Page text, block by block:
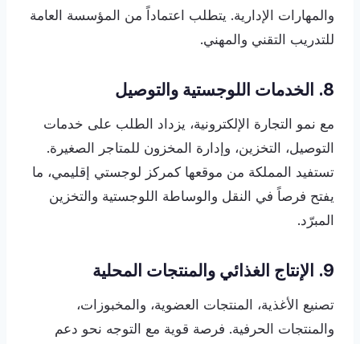
والمهارات الإدارية. يتطلب اعتماداً من المؤسسة العامة
للتدريب التقني والمهني.
8. الخدمات اللوجستية والتوصيل
مع نمو التجارة الإلكترونية، يزداد الطلب على خدمات
التوصيل، التخزين، وإدارة المخزون للمتاجر الصغيرة.
تستفيد المملكة من موقعها كمركز لوجستي إقليمي، ما
يفتح فرصاً في النقل والوساطة اللوجستية والتخزين
المبرّد.
9. الإنتاج الغذائي والمنتجات المحلية
تصنيع الأغذية، المنتجات العضوية، والمخبوزات،
والمنتجات الحرفية. فرصة قوية مع التوجه نحو دعم